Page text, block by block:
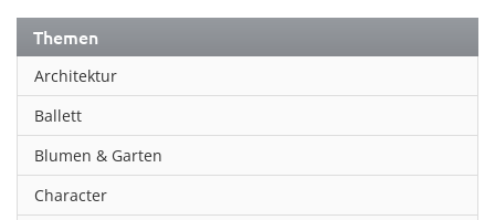
Themen
Architektur
Ballett
Blumen & Garten
Character